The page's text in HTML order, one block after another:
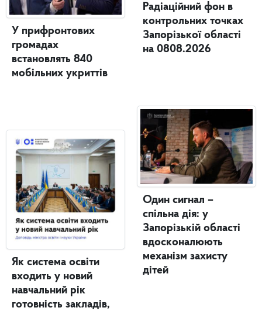
У прифронтових
громадах
встановлять 840
мобільних укриттів
Як система освіти
входить у новий
навчальний рік
готовність закладів,
Радіаційний фон в
контрольних точках
Запорізької області
на 0808.2026
Один сигнал –
спільна дія: у
Запорізькій області
вдосконалюють
механізм захисту
дітей